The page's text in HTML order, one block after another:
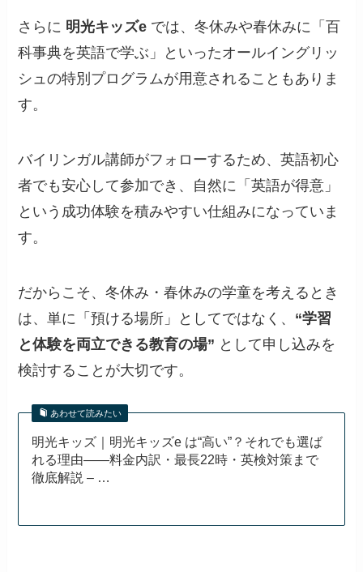
さらに 明光キッズe では、冬休みや春休みに「百
科事典を英語で学ぶ」といったオールイングリッ
シュの特別プログラムが用意されることもありま
す。
バイリンガル講師がフォローするため、英語初心
者でも安心して参加でき、自然に「英語が得意」
という成功体験を積みやすい仕組みになっていま
す。
だからこそ、冬休み・春休みの学童を考えるとき
は、単に「預ける場所」としてではなく、 “学習
と体験を両立できる教育の場” として申し込みを
検討することが大切です。
あわせて読みたい
明光キッズ｜明光キッズe は“高い”？それでも選ば
れる理由——料金内訳・最長22時・英検対策まで
徹底解説 – …